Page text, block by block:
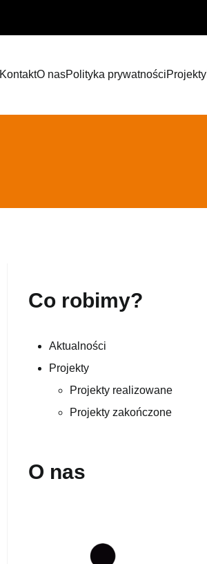
KontaktO nasPolityka prywatnościProjekty
Co robimy?
Aktualności
Projekty
Projekty realizowane
Projekty zakończone
O nas